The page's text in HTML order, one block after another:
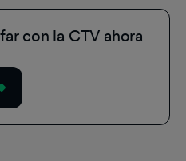
con la CTV ahora